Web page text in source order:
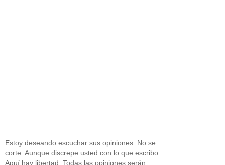
Estoy deseando escuchar sus opiniones. No se
corte. Aunque discrepe usted con lo que escribo.
Aquí hay libertad. Todas las opiniones serán